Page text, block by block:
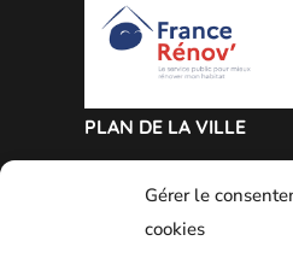
Gérer le
cookies
PLAN DE LA VILLE